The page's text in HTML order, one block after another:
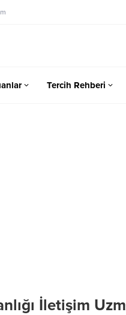
Tercih Rehberi
İletişim